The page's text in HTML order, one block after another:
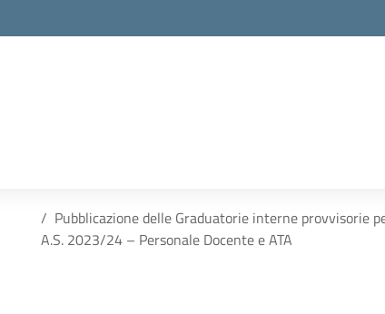
Pubblicazione delle Graduatorie interne provvisorie
A.S. 2023/24 – Personale Docente e ATA